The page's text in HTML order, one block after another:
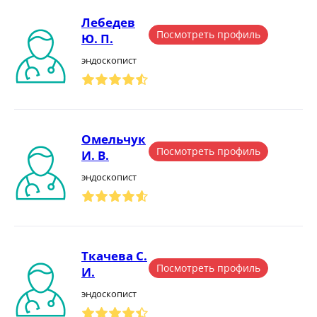
Лебедев
Ю. П.
эндоскопист
Посмотреть профиль
Омельчук
И. В.
эндоскопист
Посмотреть профиль
Ткачева С.
И.
эндоскопист
Посмотреть профиль